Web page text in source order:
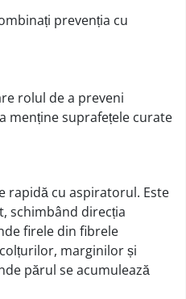
prevenția cu
rolul de a preveni
menține suprafețele curate
rapidă cu aspiratorul. Este
schimbând direcția
firele din fibrele
marginilor și
părul se acumulează